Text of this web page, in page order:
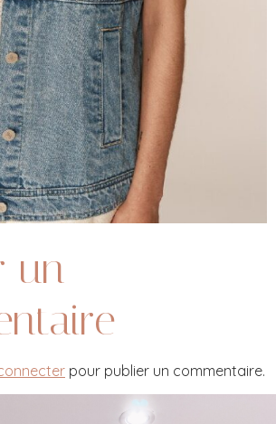
un
pour publier un commentaire.